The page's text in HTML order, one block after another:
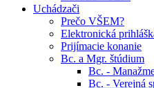
Uchádzači
Prečo VŠEM?
Elektronická
Prijímacie konanie
Bc. a Mgr. štúdium
Bc. -
Bc. - Verejná